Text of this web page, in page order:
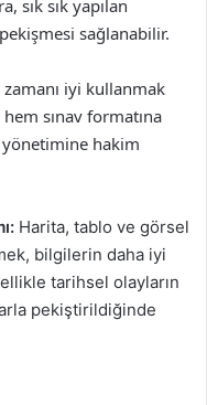
sık sık yapılan
sağlanabilir.
zamanı iyi kullanmak
sınav formatına
hakim
Harita, tablo ve görsel
bilgilerin daha iyi
tarihsel olayların
pekiştirildiğinde